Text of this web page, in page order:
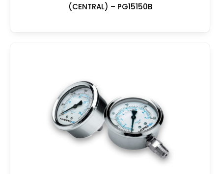
(CENTRAL) – PG15150B